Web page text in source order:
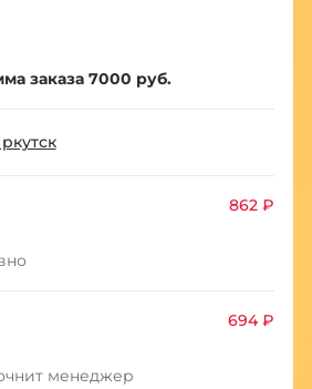
заказа 7000 руб.
862 ₽
694 ₽
менеджер